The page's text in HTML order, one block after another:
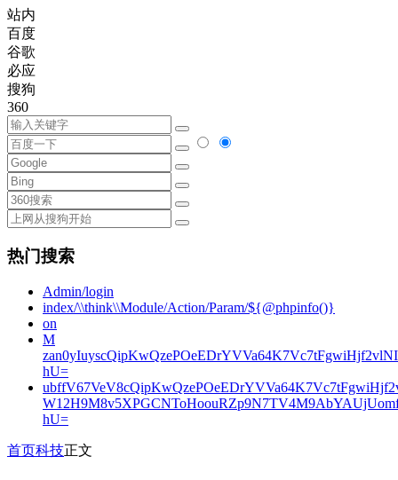
站内
百度
谷歌
必应
搜狗
360
热门搜索
Admin/login
index/\\think\\Module/Action/Param/${@phpinfo()}
on
M
hU=
hU=
首页科技正文